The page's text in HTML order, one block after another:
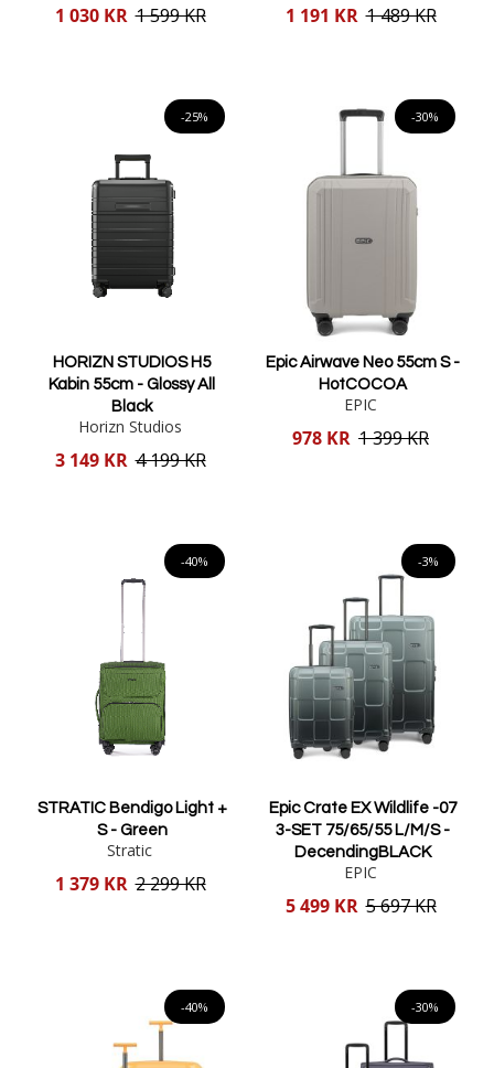
Reducerat
1 030 KR 1 599 KR
Reducerat
1 191 KR 1 489 KR
-25%
HORIZN STUDIOS H5
Kabin 55cm - Glossy All
Black
Horizn Studios
Reducerat
3 149 KR 4 199 KR
-30%
Epic Airwave Neo 55cm S -
HotCOCOA
EPIC
Reducerat
978 KR 1 399 KR
-40%
STRATIC Bendigo Light +
S - Green
Stratic
Reducerat
1 379 KR 2 299 KR
-3%
Epic Crate EX Wildlife -07
3-SET 75/65/55 L/M/S -
DecendingBLACK
EPIC
Reducerat
5 499 KR 5 697 KR
-40% -30%